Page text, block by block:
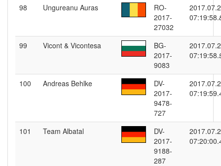
98 Ungureanu Auras
RO-
2017-
27032
07:19:58.
99 Vicont & Vicontesa
BG-
2017-
9083
07:19:58.
100 Andreas Behlke
DV-
2017-
9478-
727
07:19:59.
101 Team Albatal
DV-
2017-
9188-
287
07:20:00.